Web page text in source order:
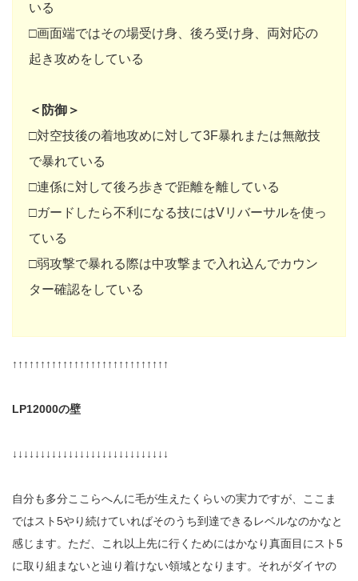
いる
□画面端ではその場受け身、後ろ受け身、両対応の
起き攻めをしている
＜防御＞
□対空技後の着地攻めに対して3F暴れまたは無敵技
で暴れている
□連係に対して後ろ歩きで距離を離している
□ガードしたら不利になる技にはVリバーサルを使っ
ている
□弱攻撃で暴れる際は中攻撃まで入れ込んでカウン
ター確認をしている
↑↑↑↑↑↑↑↑↑↑↑↑↑↑↑↑↑↑↑↑↑↑↑↑↑↑↑↑
LP12000の壁
↓↓↓↓↓↓↓↓↓↓↓↓↓↓↓↓↓↓↓↓↓↓↓↓↓↓↓↓
自分も多分ここらへんに毛が生えたくらいの実力ですが、ここま
ではスト5やり続けていればそのうち到達できるレベルなのかなと
感じます。ただ、これ以上先に行くためにはかなり真面目にスト5
に取り組まないと辿り着けない領域となります。それがダイヤの